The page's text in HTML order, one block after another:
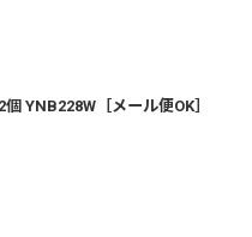
YNB228W［メール便OK］